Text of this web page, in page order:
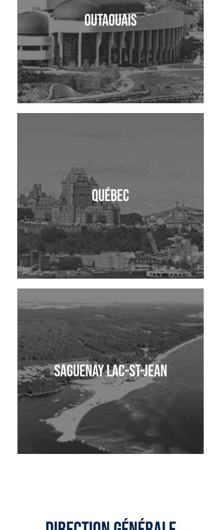
Outaouais
Québec
Saguenay Lac-St-Jean